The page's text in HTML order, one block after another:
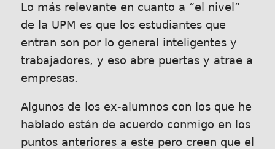
Lo más relevante en cuanto a “el nivel”
de la UPM es que los estudiantes que
entran son por lo general inteligentes y
trabajadores, y eso abre puertas y atrae a
empresas.
Algunos de los ex-alumnos con los que he
hablado están de acuerdo conmigo en los
puntos anteriores a este pero creen que el